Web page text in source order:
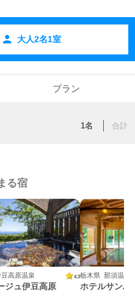
大人2名1室
プラン
1名 合計
る宿
高原温泉 4.3
ジュ伊豆高原
栃木県 那須温泉
ホテルサンバ